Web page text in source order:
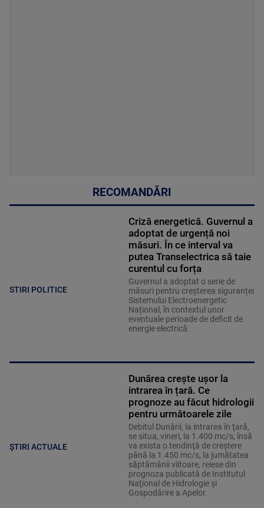
RECOMANDĂRI
STIRI POLITICE
Criză energetică. Guvernul a
adoptat de urgență noi
măsuri. În ce interval va
putea Transelectrica să taie
curentul cu forța
Guvernul a adoptat o serie de
măsuri pentru creșterea siguranței
Sistemului Electroenergetic
Național, în contextul unor
eventuale perioade de deficit de
energie electrică.
ȘTIRI ACTUALE
Dunărea crește ușor la
intrarea în țară. Ce
prognoze au făcut hidrologii
pentru următoarele zile
Debitul Dunării, la intrarea în ţară,
se situa, vineri, la 1.400 mc/s, însă
va exista o tendinţă de creştere
până la 1.450 mc/s, la jumătatea
săptămânii viitoare, reiese din
prognoza publicată de Institutul
Naţional de Hidrologie şi
Gospodărire a Apelor.